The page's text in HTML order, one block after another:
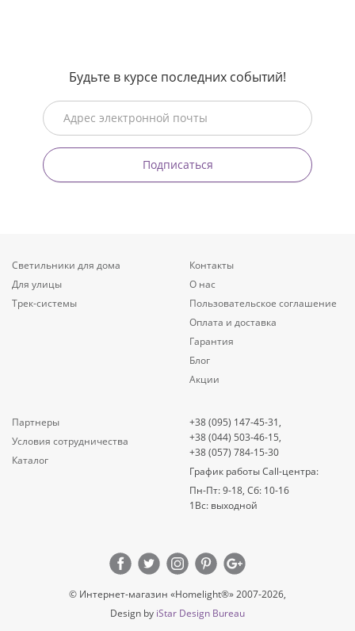
Будьте в курсе последних событий!
Подписаться
Светильники для дома
Для улицы
Трек-системы
Контакты
О нас
Пользовательское соглашение
Оплата и доставка
Гарантия
Блог
Акции
Партнеры
Условия сотрудничества
Каталог
+38 (095) 147-45-31,
+38 (044) 503-46-15,
+38 (057) 784-15-30
График работы Call-центра:
Пн-Пт: 9-18, Сб: 10-16
1Вс: выходной
© Интернет-магазин «Homelight®» 2007-2026,
Design by iStar Design Bureau